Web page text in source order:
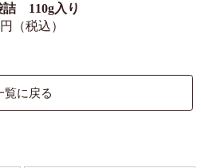
詰 110g入り
（税込）
覧に戻る